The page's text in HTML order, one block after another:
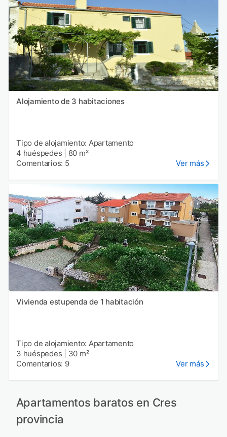
Alojamiento de 3 habitaciones
Tipo de alojamiento: Apartamento
4 huéspedes
80 m²
Comentarios: 5
Ver más
Vivienda estupenda de 1 habitación
Tipo de alojamiento: Apartamento
3 huéspedes
30 m²
Comentarios: 9
Ver más
Apartamentos baratos en Cres
provincia